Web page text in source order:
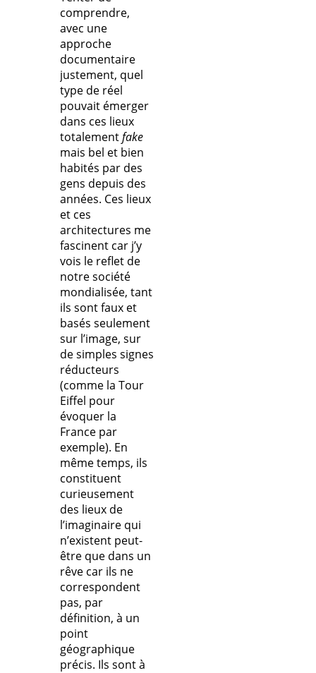
comprendre,
avec une
approche
documentaire
justement, quel
type de réel
pouvait émerger
dans ces lieux
totalementfake
mais bel et bien
habités par des
gens depuis des
années. Ces lieux
et ces
architectures me
fascinent car j’y
vois le reflet de
notre société
mondialisée, tant
ils sont faux et
basés seulement
sur l’image, sur
de simples signes
réducteurs
(comme la Tour
Eiffel pour
évoquer la
France par
exemple). En
même temps, ils
constituent
curieusement
des lieux de
l’imaginaire qui
n’existent peut-
être que dans un
rêve car ils ne
correspondent
pas, par
définition, à un
point
géographique
précis. Ils sont à